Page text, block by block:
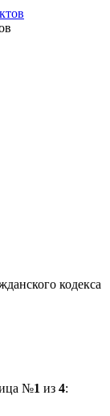
кодекса
№1 из 4: